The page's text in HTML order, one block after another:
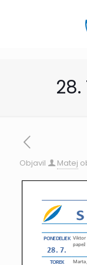
28.
Objavil Matej